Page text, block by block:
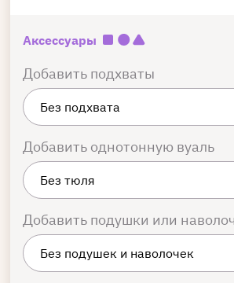
Аксессуары
Добавить подхваты
Добавить однотонную вуаль
Добавить подушки или